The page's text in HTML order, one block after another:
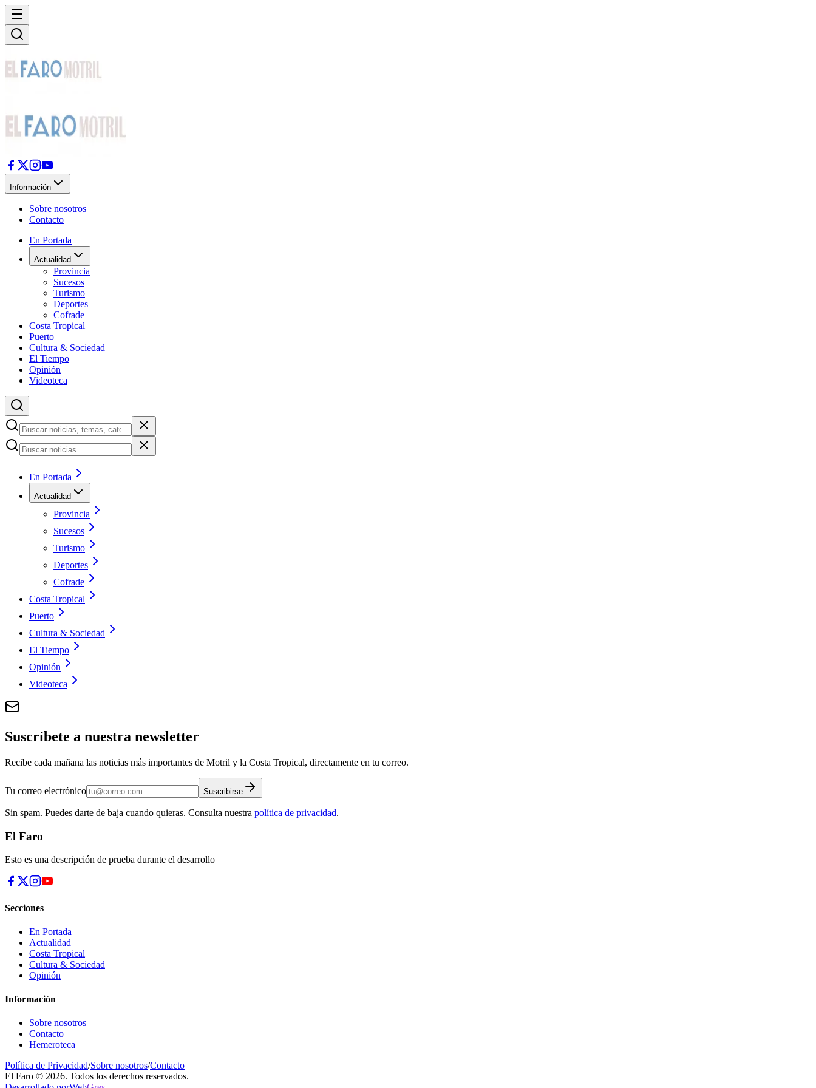
Información
Sobre nosotros
Contacto
En Portada
Actualidad
Provincia
Sucesos
Turismo
Deportes
Cofrade
Costa Tropical
Puerto
Cultura & Sociedad
El Tiempo
Opinión
Videoteca
En Portada
Actualidad
Provincia
Sucesos
Turismo
Deportes
Cofrade
Costa Tropical
Puerto
Cultura & Sociedad
El Tiempo
Opinión
Videoteca
Suscríbete a nuestra newsletter
Recibe cada mañana las noticias más importantes de Motril y la Costa Tropical, directamente en tu correo.
Tu correo electrónico Suscribirse
Sin spam. Puedes darte de baja cuando quieras. Consulta nuestra política de privacidad.
El Faro
Esto es una descripción de prueba durante el desarrollo
Secciones
En Portada
Actualidad
Costa Tropical
Cultura & Sociedad
Opinión
Información
Sobre nosotros
Contacto
Hemeroteca
Política de Privacidad/Sobre nosotros/Contacto
El Faro © 2026. Todos los derechos reservados.